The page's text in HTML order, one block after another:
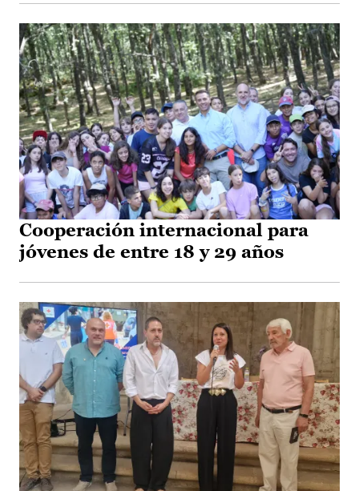
Cooperación internacional para
jóvenes de entre 18 y 29 años